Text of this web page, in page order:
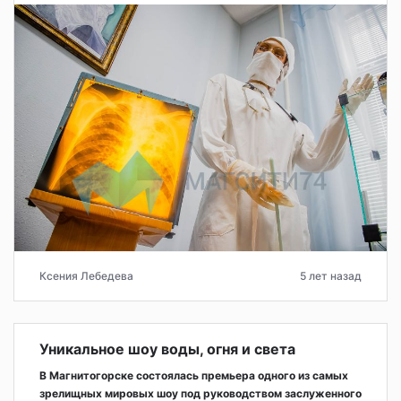
Ксения Лебедева 5 лет назад
Уникальное шоу воды, огня и света
В Магнитогорске состоялась премьера одного из самых
зрелищных мировых шоу под руководством заслуженного